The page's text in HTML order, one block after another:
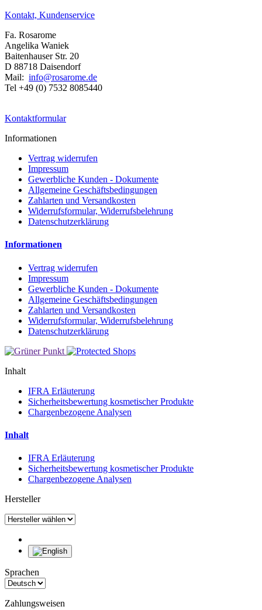
Kontakt, Kundenservice
Fa. Rosarome
Angelika Waniek
Baitenhauser Str. 20
D 88718 Daisendorf
Mail: info@rosarome.de
Tel +49 (0) 7532 8085440
Kontaktformular
Informationen
Vertrag widerrufen
Impressum
Gewerbliche Kunden - Dokumente
Allgemeine Geschäftsbedingungen
Zahlarten und Versandkosten
Widerrufsformular, Widerrufsbelehrung
Datenschutzerklärung
Informationen
Vertrag widerrufen
Impressum
Gewerbliche Kunden - Dokumente
Allgemeine Geschäftsbedingungen
Zahlarten und Versandkosten
Widerrufsformular, Widerrufsbelehrung
Datenschutzerklärung
Inhalt
IFRA Erläuterung
Sicherheitsbewertung kosmetischer Produkte
Chargenbezogene Analysen
Inhalt
IFRA Erläuterung
Sicherheitsbewertung kosmetischer Produkte
Chargenbezogene Analysen
Hersteller
Sprachen
Zahlungsweisen